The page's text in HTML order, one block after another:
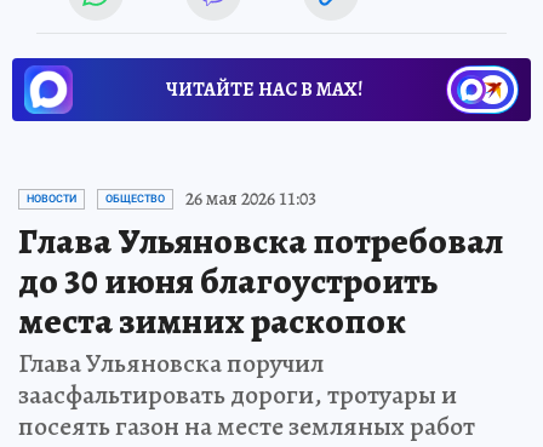
ЧИТАЙТЕ НАС В МАХ!
НОВОСТИ ОБЩЕСТВО 26 мая 2026 11:03
Глава Ульяновска потребовал
до 30 июня благоустроить
места зимних раскопок
Глава Ульяновска поручил
заасфальтировать дороги, тротуары и
посеять газон на месте земляных работ